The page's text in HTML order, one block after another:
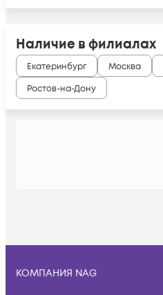
Наличие в филиалах
Екатеринбург Москва
Ростов-на-Дону
КОМПАНИЯ NAG